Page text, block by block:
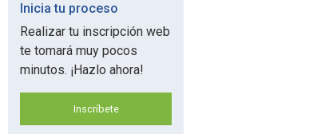
Inicia tu proceso
Realizar tu inscripción web
te tomará muy pocos
minutos. ¡Hazlo ahora!
Inscríbete